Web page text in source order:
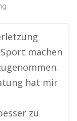
machen
hat mir
zu